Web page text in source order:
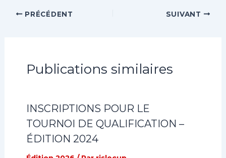
PRÉCÉDENT SUIVANT
Publications similaires
INSCRIPTIONS POUR LE
TOURNOI DE QUALIFICATION –
ÉDITION 2024